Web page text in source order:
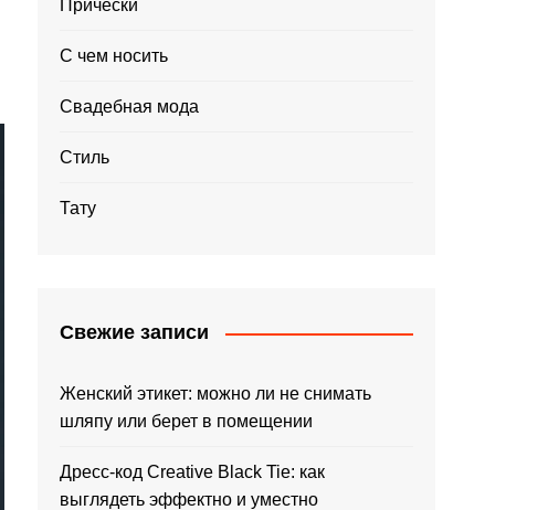
Прически
С чем носить
Свадебная мода
Стиль
Тату
Свежие записи
Женский этикет: можно ли не снимать
шляпу или берет в помещении
Дресс-код Creative Black Tie: как
выглядеть эффектно и уместно